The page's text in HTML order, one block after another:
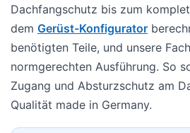
Dachfangschutz bis zum
dem Gerüst-Konfigurator
benötigten Teile, und unsere
normgerechten Ausführung. So
Zugang und Absturzschutz am
Qualität made in Germany.